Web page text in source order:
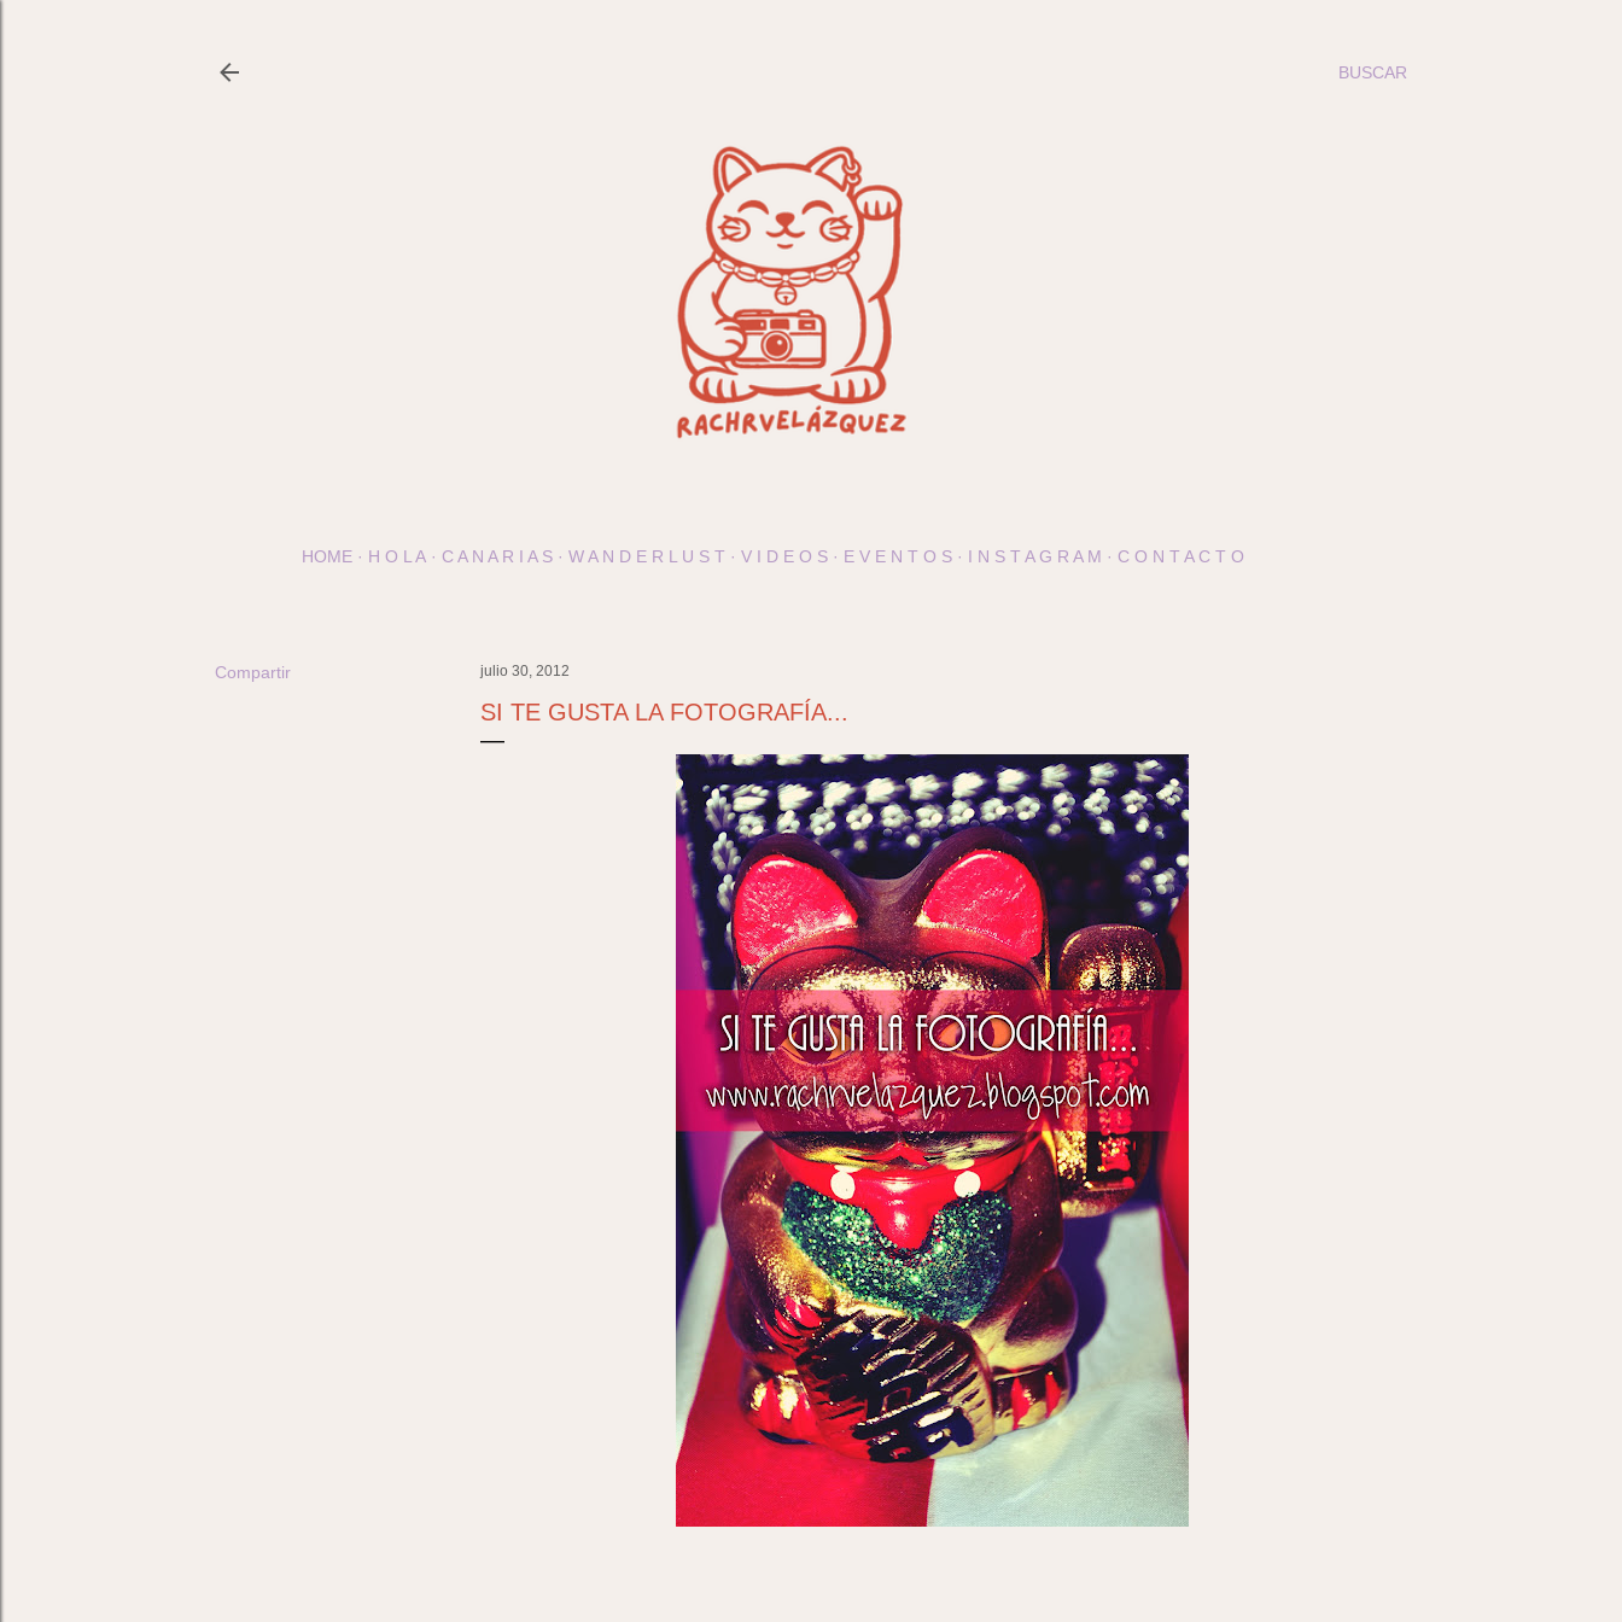
BUSCAR
HOME H O L A C A N A R I A S W A N D E R L U S T V I D E O S E V E N T O S I N S T A G R A M C O N T A C T O
Compartir julio 30, 2012
SI TE GUSTA LA FOTOGRAFÍA...